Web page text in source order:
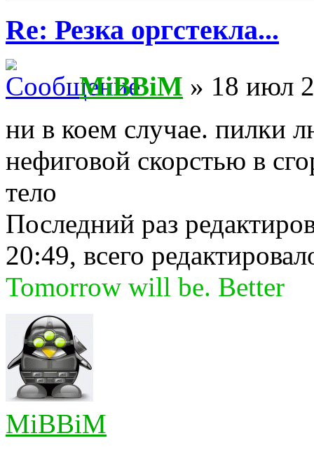
Re: Резка оргстекла...
MiBBiM » 18 июл
ни в коем случае. пилки
нефиговой скорстью в
тело
Последний раз
20:49, всего
Tomorrow will be. Better
MiBBiM